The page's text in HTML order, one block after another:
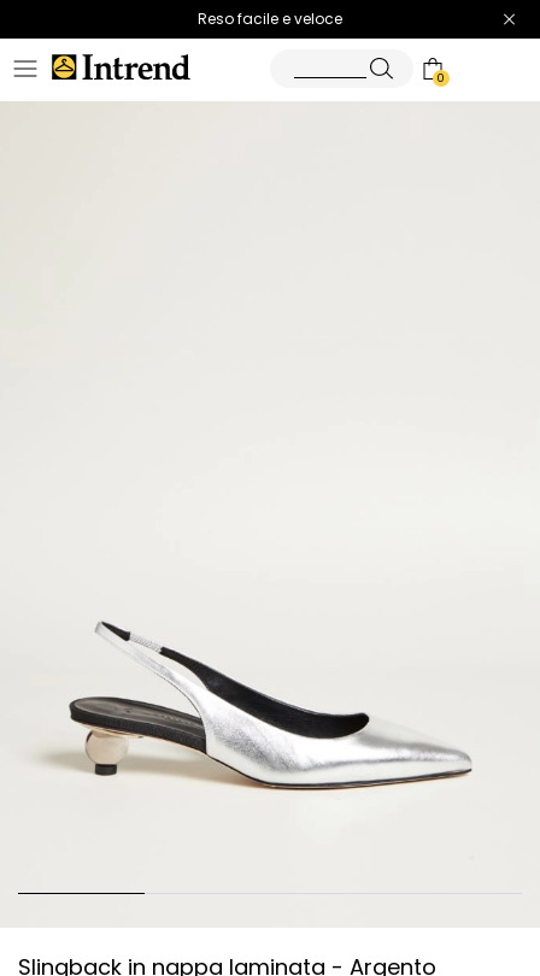
Spedizione gratuita
Reso facile e veloce
0
Slingback in nappa laminata - Argento